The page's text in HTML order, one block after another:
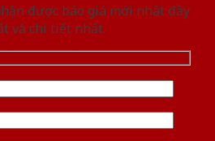
được báo giá mới nhât đầy
và chi tiết nhất.